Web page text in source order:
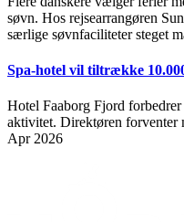
søvn. Hos rejsearrangøren
særlige søvnfaciliteter steget
Spa-hotel vil tiltrække
Hotel Faaborg Fjord
aktivitet. Direktøren forventer
Apr 2026